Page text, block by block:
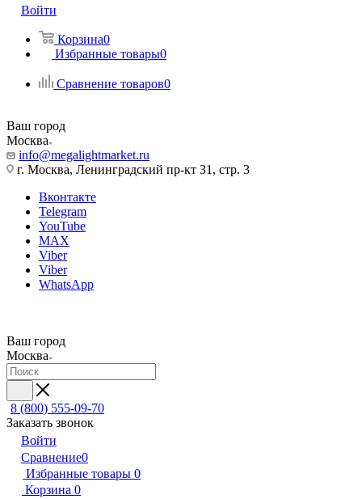
Войти
Корзина0
Избранные товары0
Сравнение товаров0
Ваш город
Москва
info@megalightmarket.ru
г. Москва, Ленинградский пр-кт 31, стр. 3
Вконтакте
Telegram
YouTube
MAX
Viber
Viber
WhatsApp
Ваш город
Москва
8 (800) 555-09-70
Заказать звонок
Войти
Сравнение0
Избранные товары 0
Корзина 0